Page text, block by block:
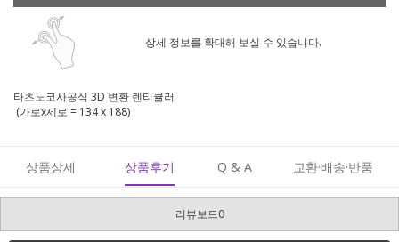
상세 정보를 확대해 보실 수 있습니다.
타츠노코사공식 3D 변환 렌티큘러
(가로x세로 = 134 x 188)
상품상세 상품후기 Q & A 교환·배송·반품
리뷰보드0